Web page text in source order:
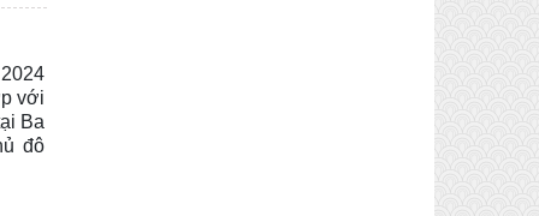
với
Ba
đô